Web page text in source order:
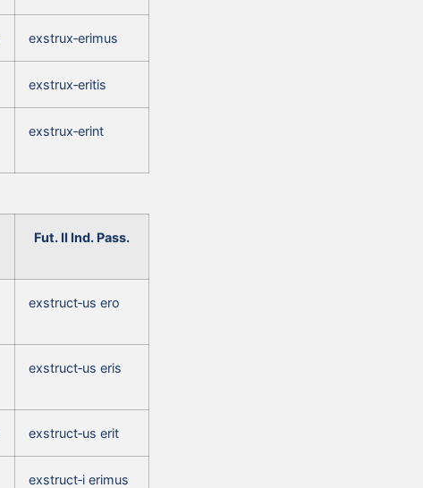
exstrux‑erimus
exstrux‑eritis
exstrux‑erint
Fut. II Ind. Pass.
exstruct‑us ero
exstruct‑us eris
exstruct‑us erit
exstruct‑i erimus